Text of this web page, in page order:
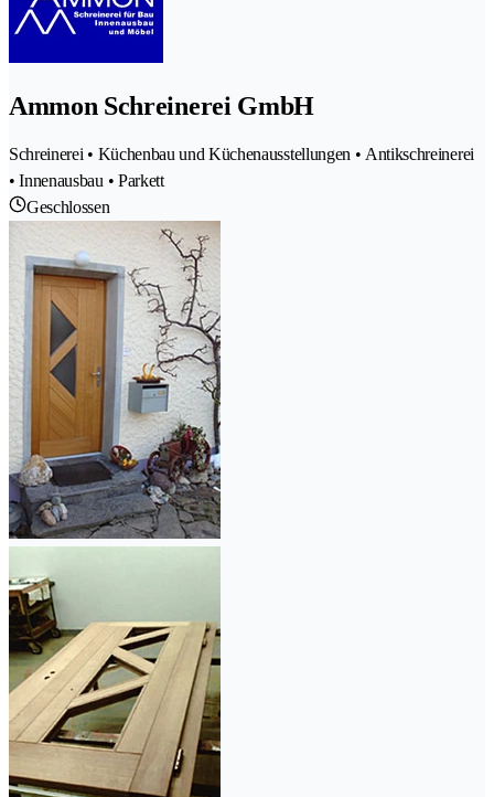
Ammon Schreinerei GmbH
Schreinerei • Küchenbau und Küchenausstellungen • Antikschreinerei
• Innenausbau • Parkett
Geschlossen